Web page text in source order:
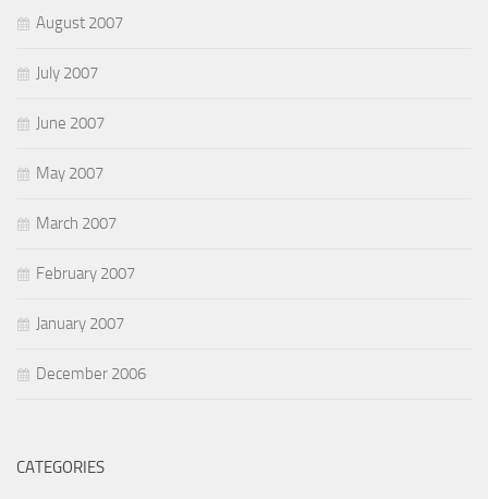
August 2007
July 2007
June 2007
May 2007
March 2007
February 2007
January 2007
December 2006
CATEGORIES